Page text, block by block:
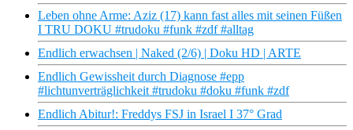
Leben ohne Arme: Aziz (17) kann fast alles mit seinen Füßen
I TRU DOKU #trudoku #funk #zdf #alltag
Endlich erwachsen | Naked (2/6) | Doku HD | ARTE
Endlich Gewissheit durch Diagnose #epp
#lichtunverträglichkeit #trudoku #doku #funk #zdf
Endlich Abitur!: Freddys FSJ in Israel I 37° Grad